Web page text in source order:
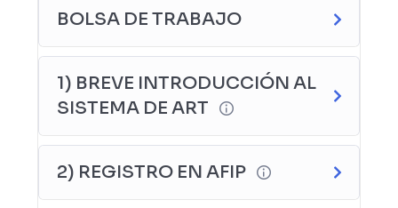
BOLSA DE TRABAJO
1) BREVE INTRODUCCIÓN AL
SISTEMA DE ART
2) REGISTRO EN AFIP